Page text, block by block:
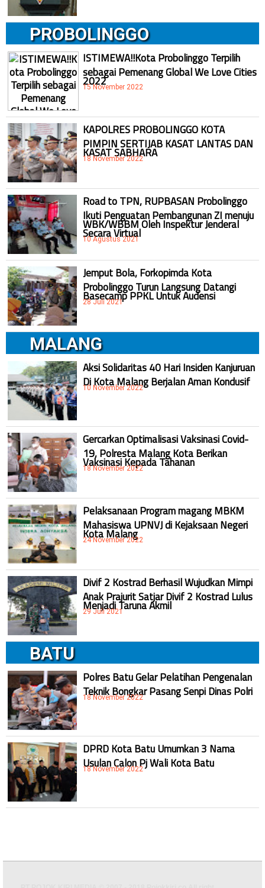
PROBOLINGGO
ISTIMEWA!!Kota Probolinggo Terpilih
sebagai Pemenang Global We Love Cities
2022
15 November 2022
KAPOLRES PROBOLINGGO KOTA
PIMPIN SERTIJAB KASAT LANTAS DAN
KASAT SABHARA
18 November 2022
Road to TPN, RUPBASAN Probolinggo
Ikuti Penguatan Pembangunan ZI menuju
WBK/WBBM Oleh Inspektur Jenderal
Secara Virtual
10 Agustus 2021
Jemput Bola, Forkopimda Kota
Probolinggo Turun Langsung Datangi
Basecamp PPKL Untuk Audensi
28 Juli 2021
MALANG
Aksi Solidaritas 40 Hari Insiden Kanjuruan
Di Kota Malang Berjalan Aman Kondusif
10 November 2022
Gercarkan Optimalisasi Vaksinasi Covid-
19, Polresta Malang Kota Berikan
Vaksinasi Kepada Tahanan
18 November 2022
Pelaksanaan Program magang MBKM
Mahasiswa UPNVJ di Kejaksaan Negeri
Kota Malang
24 November 2022
Divif 2 Kostrad Berhasil Wujudkan Mimpi
Anak Prajurit Satjar Divif 2 Kostrad Lulus
Menjadi Taruna Akmil
29 Juli 2021
BATU
Polres Batu Gelar Pelatihan Pengenalan
Teknik Bongkar Pasang Senpi Dinas Polri
18 November 2022
DPRD Kota Batu Umumkan 3 Nama
Usulan Calon Pj Wali Kota Batu
18 November 2022